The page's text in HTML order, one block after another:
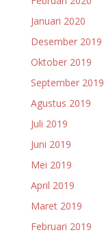
Januari 2020
Desember 2019
Oktober 2019
September 2019
Agustus 2019
Juli 2019
Juni 2019
Mei 2019
April 2019
Maret 2019
Februari 2019